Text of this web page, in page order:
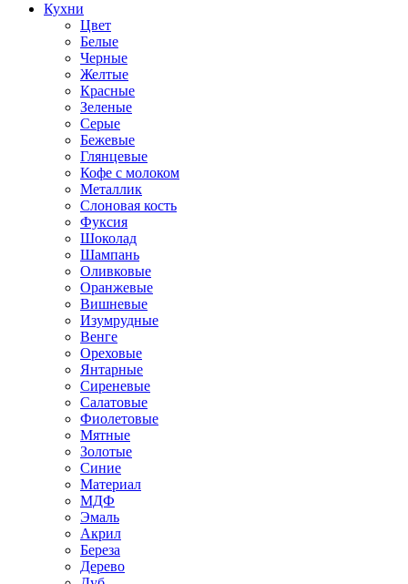
Кухни
Цвет
Белые
Черные
Желтые
Красные
Зеленые
Серые
Бежевые
Глянцевые
Кофе с молоком
Металлик
Слоновая кость
Фуксия
Шоколад
Шампань
Оливковые
Оранжевые
Вишневые
Изумрудные
Венге
Ореховые
Янтарные
Сиреневые
Салатовые
Фиолетовые
Мятные
Золотые
Синие
Материал
МДФ
Эмаль
Акрил
Береза
Дерево